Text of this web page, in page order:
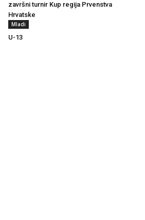
završni turnir Kup regija Prvenstva
Hrvatske
Mladi
U-13